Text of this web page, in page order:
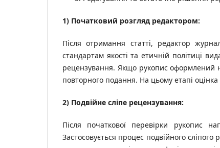
1) Початковий розгляд редактором:
Після отримання статті, редактор
стандартам якості та етичній політиці
рецензування. Якщо рукопис
повторного подання. На цьому етапі
2) Подвійне сліпе рецензування:
Після початкової перевірки рукопис
Застосовується процес подвійного